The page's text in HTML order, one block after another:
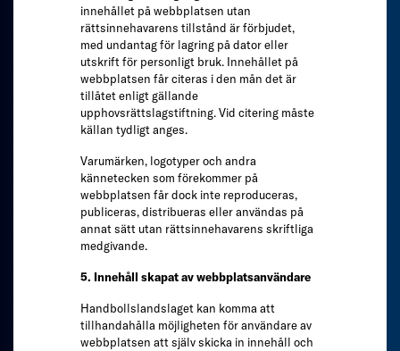
innehållet på webbplatsen utan
rättsinnehavarens tillstånd är förbjudet,
med undantag för lagring på dator eller
utskrift för personligt bruk. Innehållet på
webbplatsen får citeras i den mån det är
tillåtet enligt gällande
upphovsrättslagstiftning. Vid citering måste
källan tydligt anges.
Varumärken, logotyper och andra
kännetecken som förekommer på
webbplatsen får dock inte reproduceras,
publiceras, distribueras eller användas på
annat sätt utan rättsinnehavarens skriftliga
medgivande.
5. Innehåll skapat av webbplatsanvändare
Handbollslandslaget kan komma att
tillhandahålla möjligheten för användare av
webbplatsen att själv skicka in innehåll och